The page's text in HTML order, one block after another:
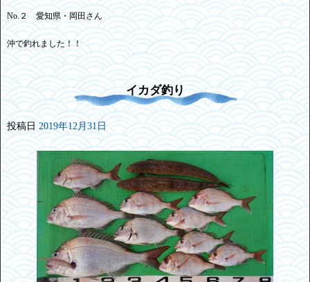
No.２ 愛知県・岡田さん
沖で釣れました！！
イカダ釣り
投稿日 2019年12月31日